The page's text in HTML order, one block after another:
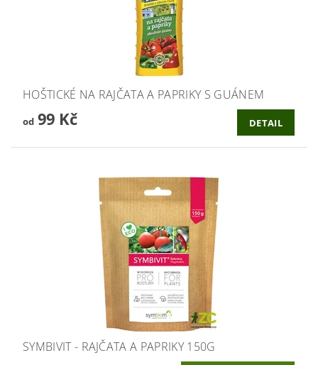
HOŠTICKÉ NA RAJČATA A PAPRIKY S GUÁNEM
od99 Kč DETAIL
SYMBIVIT - RAJČATA A PAPRIKY 150G